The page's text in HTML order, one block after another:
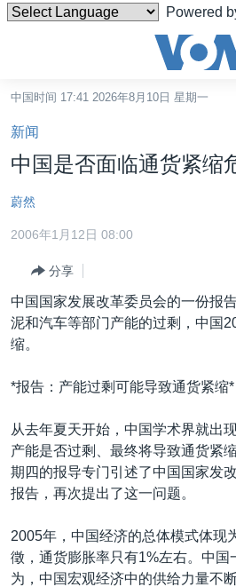
Powered
碍
链
接
转
内
转
到
导
跳
到
检
索
台湾
港澳
国际
最新国际新闻
非洲
美洲
全球议题
分类新闻
军事
劳工
环境
美中关系
国会报道
美中关系
美国建国250周年
埃博拉疫情
美国之音专访
VOA今日焦点
中文广播
中国时间 17:41 2026年8月10日 星期一
新闻
中国是否面临通货紧缩
蔚然
2006年1月12日 08:00
分享
中国国家发展改革委员会的一份报
泥和汽车等部门产能的过剩，中国
缩。
*报告：产能过剩可能导致通货紧缩*
从去年夏天开始，中国学术界就出
产能是否过剩、最终将导致通货紧
期四的报导专门引述了中国国家发
报告，再次提出了这一问题。
2005年，中国经济的总体模式体现
徵，通货膨胀率只有1%左右。中国
为，中国宏观经济中的供给力量不